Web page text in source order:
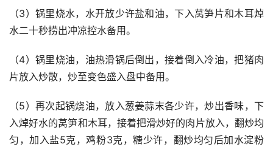
（3）锅里烧水，水开放少许盐和油，下入莴笋片和木耳焯
水二十秒捞出冲凉控水备用。
（4）锅里烧油，油热滑锅后倒出，接着倒入冷油，把猪肉
片放入炒散，炒至变色盛入盘中备用。
（5）再次起锅烧油，放入葱姜蒜末各少许，炒出香味，下
入焯好水的莴笋和木耳，接着把滑炒好的肉片放入，翻炒均
匀，加入盐5克，鸡粉3克，糖少许，翻炒均匀后加水淀粉